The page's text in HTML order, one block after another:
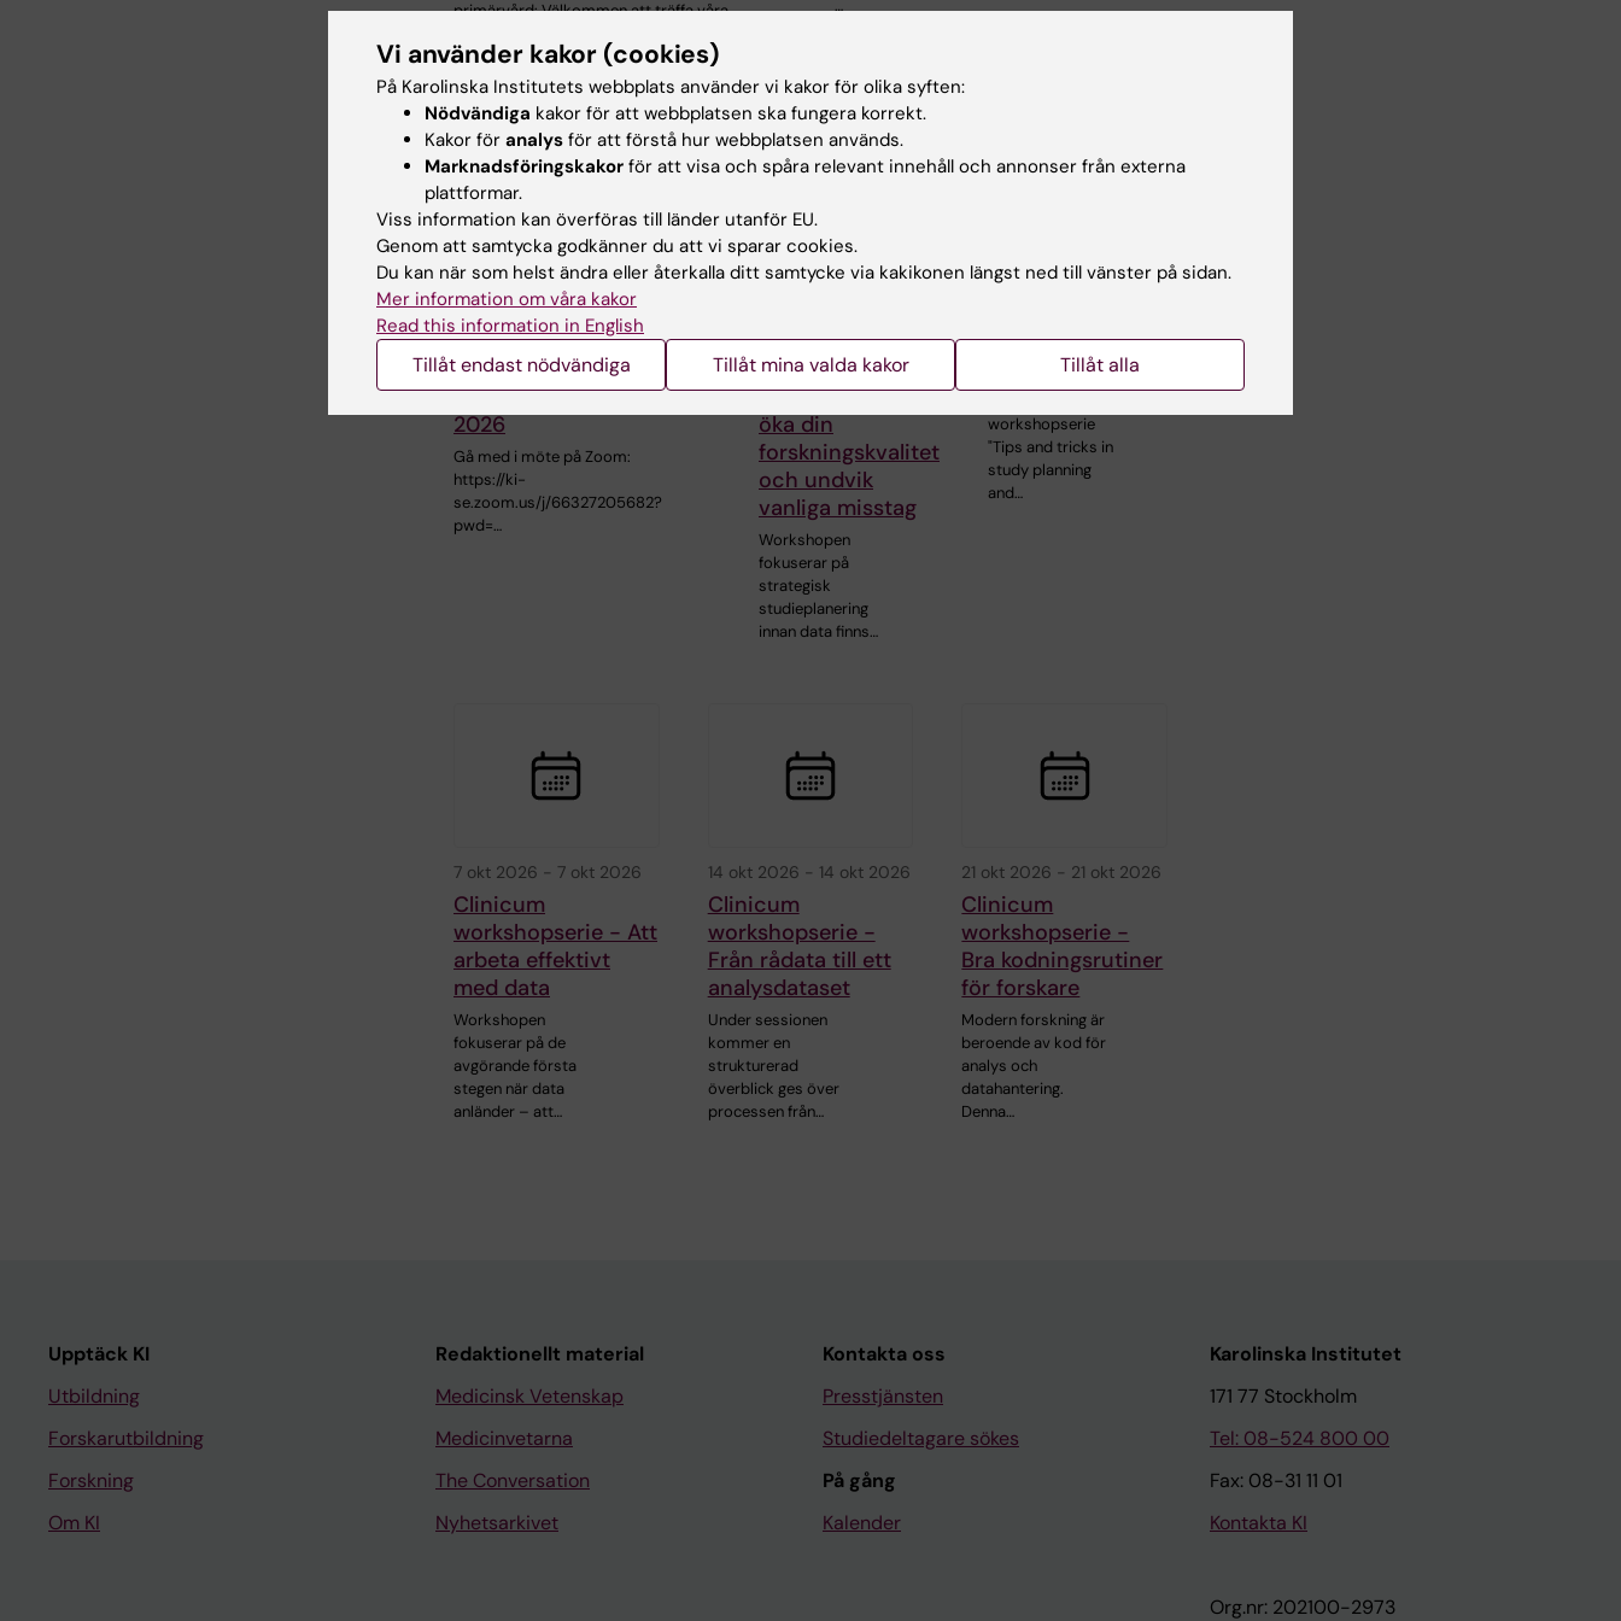
primärvård: Välkommen att träffa våra
…
14 sep 2026
Forskarseminarium i
allmänmedicin och
primärvård 14 september
2026
Gå med i möte på Zoom:
https://ki-
se.zoom.us/j/66327205682?
pwd=…
30 sep 2026
2026
workshopserie -
Smart
studieplanering:
öka din
forskningskvalitet
och undvik
vanliga misstag
Workshopen
fokuserar på
strategisk
studieplanering
innan data finns…
2026
workshopserie
hösten 2026
workshopserie
"Tips and tricks in
study planning
and…
7 okt 2026 - 7 okt 2026
Clinicum
workshopserie - Att
arbeta effektivt
med data
Workshopen
fokuserar på de
avgörande första
stegen när data
anländer – att…
14 okt 2026 - 14 okt 2026
Clinicum
workshopserie -
Från rådata till ett
analysdataset
Under sessionen
kommer en
strukturerad
överblick ges över
processen från…
21 okt 2026 - 21 okt 2026
Clinicum
workshopserie -
Bra kodningsrutiner
för forskare
Modern forskning är
beroende av kod för
analys och
datahantering.
Denna…
Upptäck KI
Utbildning
Forskarutbildning
Forskning
Om KI
Redaktionellt material
Medicinsk Vetenskap
Medicinvetarna
The Conversation
Nyhetsarkivet
Kontakta oss
Presstjänsten
Studiedeltagare sökes
På gång
Kalender
Karolinska Institutet
171 77 Stockholm
Tel: 08-524 800 00
Fax: 08-31 11 01
Kontakta KI
Org.nr: 202100-2973
Vi använder kakor (cookies)
På Karolinska Institutets webbplats använder vi kakor för olika syften:
Nödvändiga kakor för att webbplatsen ska fungera korrekt.
Kakor för analys för att förstå hur webbplatsen används.
Marknadsföringskakor för att visa och spåra relevant innehåll och annonser från externa
plattformar.
Viss information kan överföras till länder utanför EU.
Genom att samtycka godkänner du att vi sparar cookies.
Du kan när som helst ändra eller återkalla ditt samtycke via kakikonen längst ned till vänster på sidan.
Mer information om våra kakor
Read this information in English
Tillåt endast nödvändiga Tillåt mina valda kakor Tillåt alla